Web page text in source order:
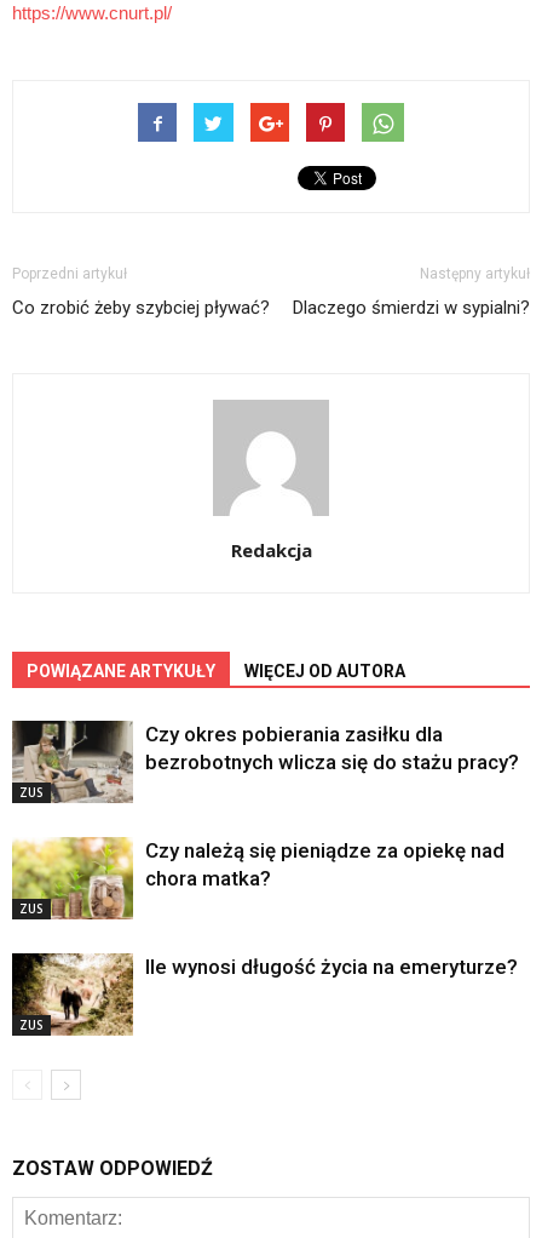
https://www.cnurt.pl/
Poprzedni artykuł
Co zrobić żeby szybciej pływać?
Następny artykuł
Dlaczego śmierdzi w sypialni?
Redakcja
POWIĄZANE ARTYKUŁY WIĘCEJ OD AUTORA
ZUS
Czy okres pobierania zasiłku dla
bezrobotnych wlicza się do stażu pracy?
ZUS
Czy należą się pieniądze za opiekę nad
chora matka?
ZUS
Ile wynosi długość życia na emeryturze?
ZOSTAW ODPOWIEDŹ